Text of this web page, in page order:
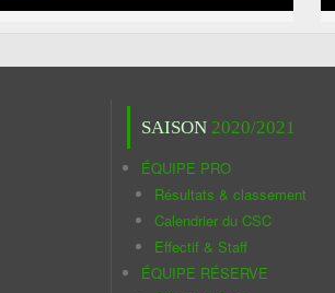
SAISON 2020/2021
ÉQUIPE PRO
Résultats & classement
Calendrier du CSC
Effectif & Staff
ÉQUIPE RÉSERVE